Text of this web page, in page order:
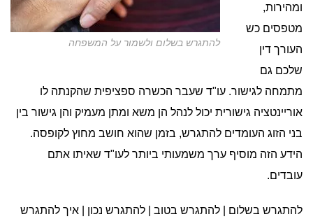
להתגרש בשלום ולשמור על המשפחה
ומהירות,
מטפסים כש
העורך דין
שלכם גם
מתמחה לגישור. עו"ד שעבר הכשרה ספציפית שהקנתה לו
אוריינטציה גישורית יכול לנהל הן משא ומתן מעמיק והן גישור בין
בני הזוג העומדים להתגרש, בזמן שהוא חושב מחוץ לקופסה.
הידע הזה מוסיף ערך משמעותי ביותר לעו"ד שאיתו אתם
עובדים.
להתגרש בשלום | להתגרש בטוב | להתגרש נכון | איך להתגרש